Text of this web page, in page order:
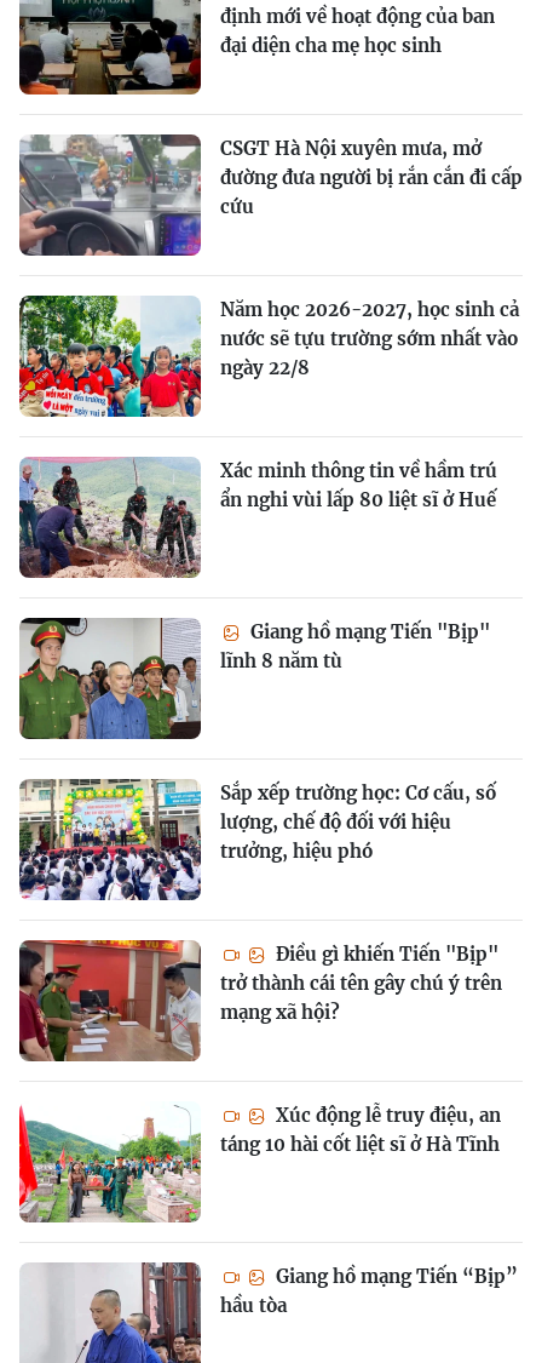
định mới về hoạt động của ban
đại diện cha mẹ học sinh
CSGT Hà Nội xuyên mưa, mở
đường đưa người bị rắn cắn đi cấp
cứu
Năm học 2026-2027, học sinh cả
nước sẽ tựu trường sớm nhất vào
ngày 22/8
Xác minh thông tin về hầm trú
ẩn nghi vùi lấp 80 liệt sĩ ở Huế
Giang hồ mạng Tiến "Bịp"
lĩnh 8 năm tù
Sắp xếp trường học: Cơ cấu, số
lượng, chế độ đối với hiệu
trưởng, hiệu phó
Điều gì khiến Tiến "Bịp"
trở thành cái tên gây chú ý trên
mạng xã hội?
Xúc động lễ truy điệu, an
táng 10 hài cốt liệt sĩ ở Hà Tĩnh
Giang hồ mạng Tiến “Bịp”
hầu tòa